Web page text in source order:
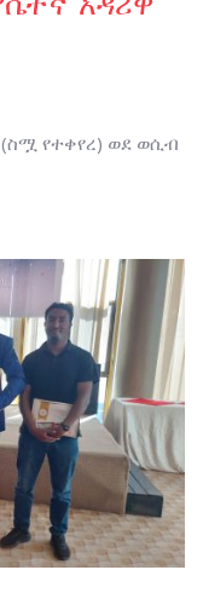
አዳሪዋ
የተቀየረ) ወደ ወሲብ